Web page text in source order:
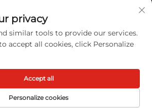
LOGISTICS LTD. 판권 소유.
리방침
privacy
similar tools to provide our services.
accept all cookies, click Personalize
Personalize cookies
Accept all